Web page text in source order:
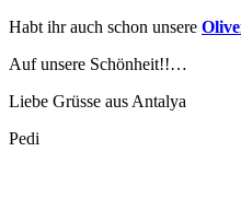
Habt ihr auch schon unsere
Auf unsere Schönheit!!…
Liebe Grüsse aus Antalya
Pedi